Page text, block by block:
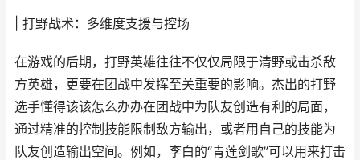
| 打野战术：多维度支援与控场
在游戏的后期，打野英雄往往不仅仅局限于清野或击杀敌
方英雄，更要在团战中发挥至关重要的影响。杰出的打野
选手懂得该该怎么办办在团战中为队友创造有利的局面，
通过精准的控制技能限制敌方输出，或者用自己的技能为
队友创造输出空间。例如，李白的“青莲剑歌”可以用来打击